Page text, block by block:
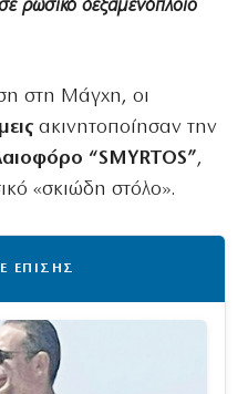
ρωσικό δεξαμενόπλοιο
στη Μάγχη, οι
ακινητοποίησαν την
“SMYRTOS”,
«σκιώδη στόλο».
ΕΠΙΣΗΣ